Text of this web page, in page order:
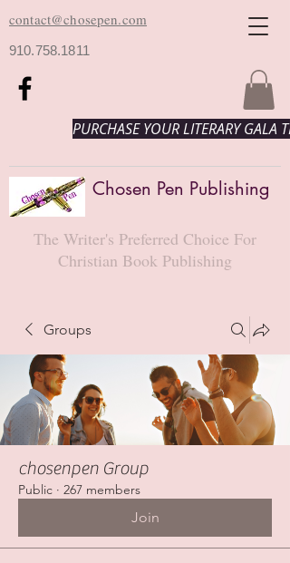
contact@chosepen.com
910.758.1811
PURCHASE YOUR LITERARY GALA
Chosen Pen Publishing
The Writer's Preferred Choice For
Christian Book Publishing
Groups
chosenpen Group
Public · 267 members
Join